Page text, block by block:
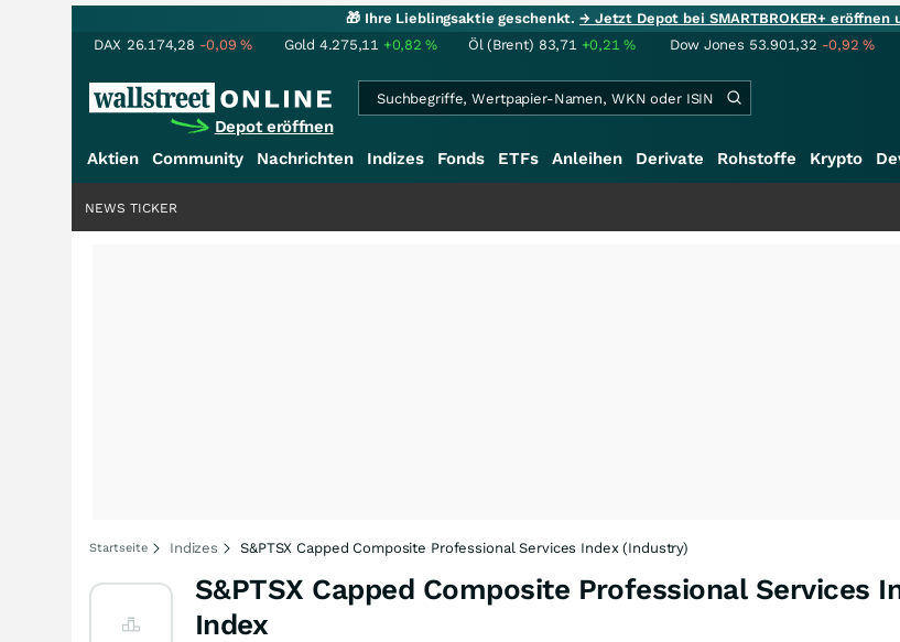
🎁 Ihre Lieblingsaktie geschenkt.→ Jetzt Depot bei SMARTBROKER+
DAX 26.174,28 -0,09% Gold 4.275,11 +0,82% Öl (Brent) 83,71 +0,21% Dow Jones 53.901,32 -0,92%
Depot eröffnen
Aktien Community Nachrichten Indizes Fonds ETFs Anleihen Derivate Rohstoffe Krypto
NEWS TICKER
Startseite Indizes S&PTSX Capped Composite Professional Services Index (Industry)
S&PTSX Capped Composite Professional Services
Index